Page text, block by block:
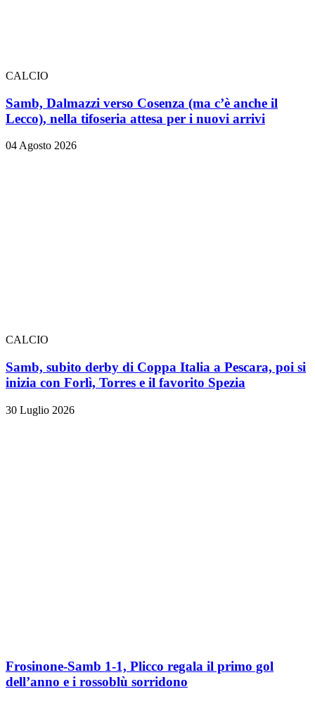
CALCIO
Samb, Dalmazzi verso Cosenza (ma c’è anche il
Lecco), nella tifoseria attesa per i nuovi arrivi
04 Agosto 2026
CALCIO
Samb, subito derby di Coppa Italia a Pescara, poi si
inizia con Forlì, Torres e il favorito Spezia
30 Luglio 2026
Frosinone-Samb 1-1, Plicco regala il primo gol
dell’anno e i rossoblù sorridono